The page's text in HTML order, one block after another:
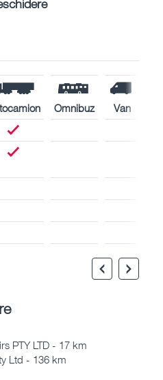
Omnibuz
Van
PTY LTD - 17 km
Ltd - 136 km